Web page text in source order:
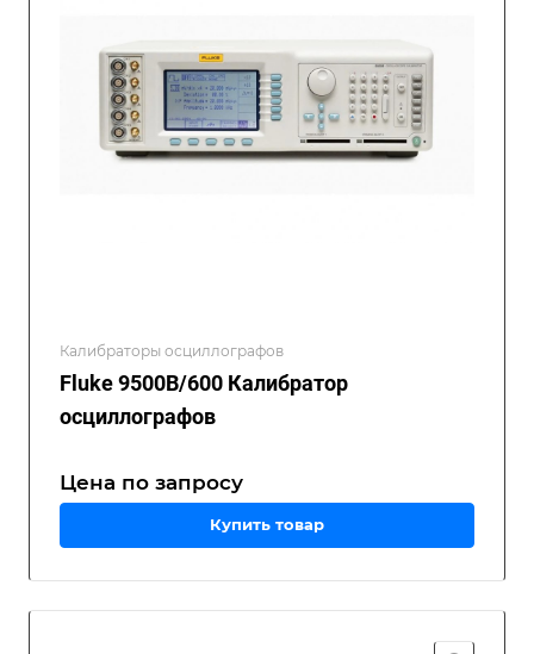
Калибраторы осциллографов
Fluke 9500B/600 Калибратор
осциллографов
Цена по запросу
Купить товар